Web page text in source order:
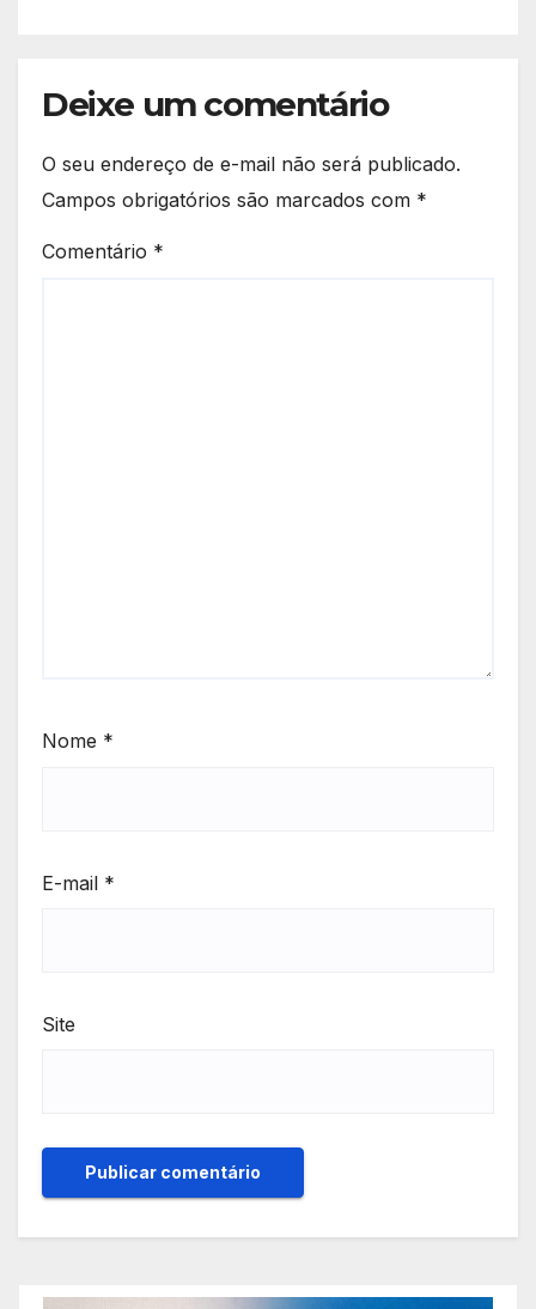
Deixe um comentário
O seu endereço de e-mail não será publicado.
Campos obrigatórios são marcados com *
Comentário *
Nome *
E-mail *
Site